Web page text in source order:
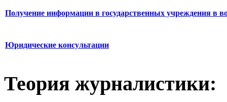
Получение информации в государственных учреждения в
Юридические консультации
Теория журналистики: